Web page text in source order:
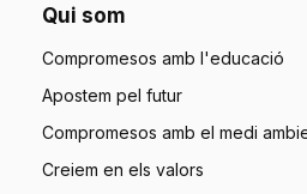
Qui som
Compromesos amb l'educació
Apostem pel futur
Compromesos amb el medi
Creiem en els valors